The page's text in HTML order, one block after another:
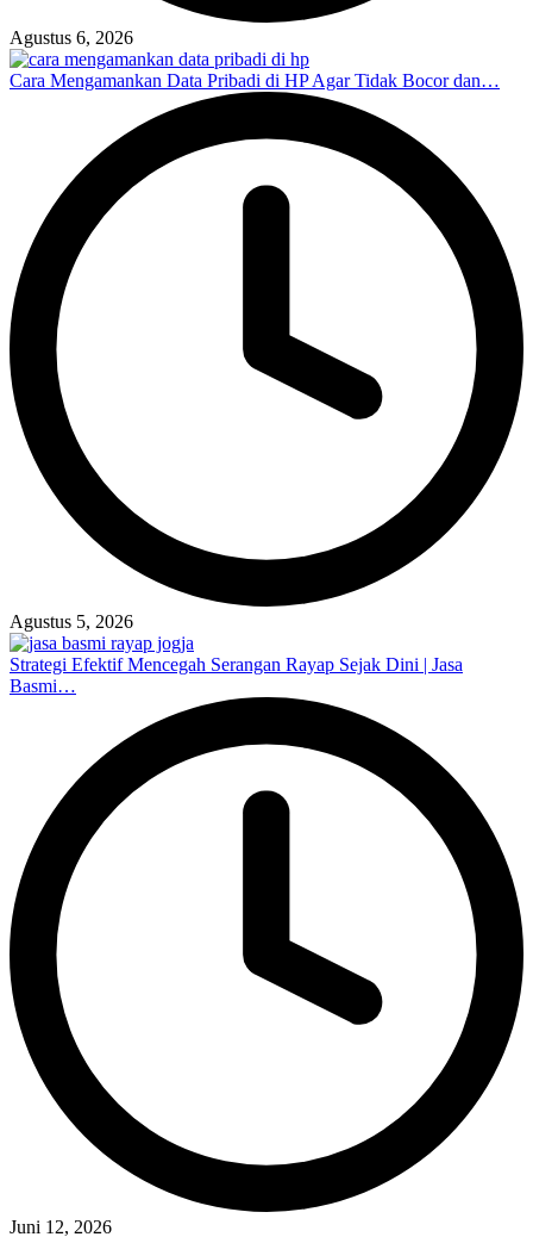
Agustus 6, 2026
Cara Mengamankan Data Pribadi di HP Agar Tidak Bocor dan…
Agustus 5, 2026
Strategi Efektif Mencegah Serangan Rayap Sejak Dini | Jasa
Basmi…
Juni 12, 2026